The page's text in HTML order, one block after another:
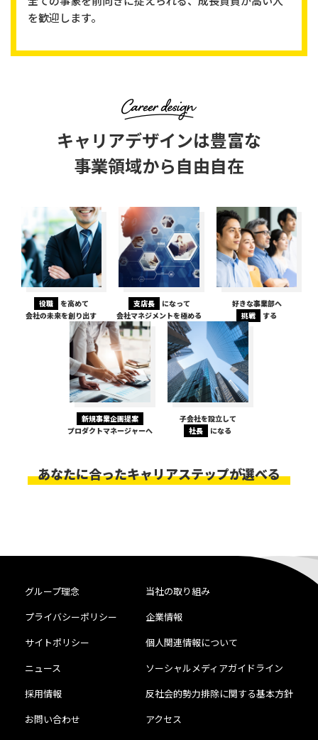
を歓迎します。
キャリアデザインは豊富な
事業領域から自由自在
役職
を高めて
会社の未来を創り出す
支店長
になって
会社マネジメントを極める
好きな事業部へ
挑戦
する
新規事業企画提案
プロダクトマネージャーへ
子会社を設立して
社長
になる
あなたに合ったキャリアステップが選べる
グループ理念
当社の取り組み
プライバシーポリシー
企業情報
サイトポリシー
個人関連情報について
ニュース
ソーシャルメディアガイドライン
採用情報
反社会的勢力排除に関する基本方針
お問い合わせ
アクセス